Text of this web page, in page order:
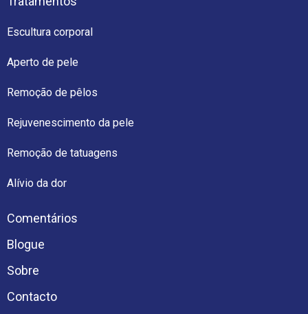
Escultura corporal
Aperto de pele
Remoção de pêlos
Rejuvenescimento da pele
Remoção de tatuagens
Alívio da dor
Comentários
Blogue
Sobre
Contacto